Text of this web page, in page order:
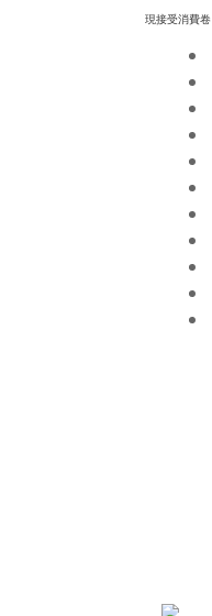
現接受消費卷